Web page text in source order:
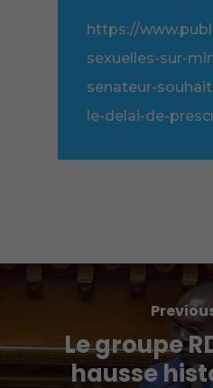
https://
sexuelles-sur-
senateur-
le-delai-de-
Le groupe
hausse